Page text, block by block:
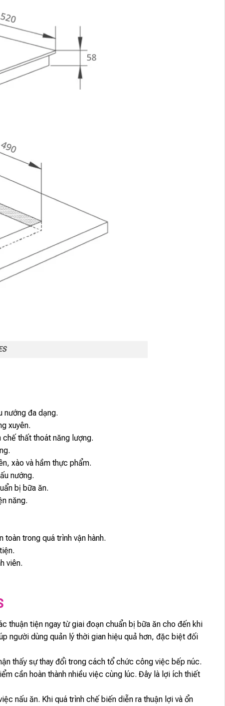
nướng đa dạng.
xuyên.
thất thoát năng lượng.
xào và hầm thực phẩm.
nướng.
bị bữa ăn.
năng.
trong quá trình vận hành.
viên.
thuận tiện ngay từ giai đoạn chuẩn bị bữa ăn cho đến khi
người dùng quản lý thời gian hiệu quả hơn, đặc biệt đối
thấy sự thay đổi trong cách tổ chức công việc bếp núc.
cần hoàn thành nhiều việc cùng lúc. Đây là lợi ích thiết
nấu ăn. Khi quá trình chế biến diễn ra thuận lợi và ổn